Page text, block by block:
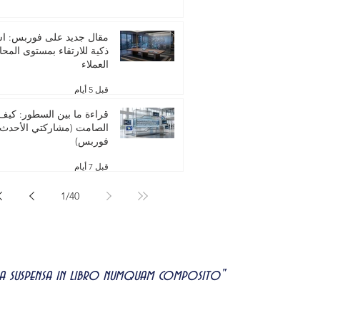
مقال جديد على فوربس:
ذكية للارتقاء بمستوى
العملاء
قبل 5 أيام
قراءة ما بين السطور: كيف
الصامت (مشاركتي
فوربس)
قبل 7 أيام
1/40
suspensa in libro numquam composito"